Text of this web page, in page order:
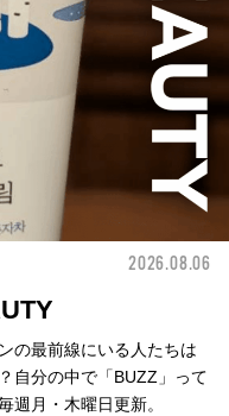
2026.08.06
の最前線にいる人たちは
自分の中で「BUZZ」って
週月・木曜日更新。